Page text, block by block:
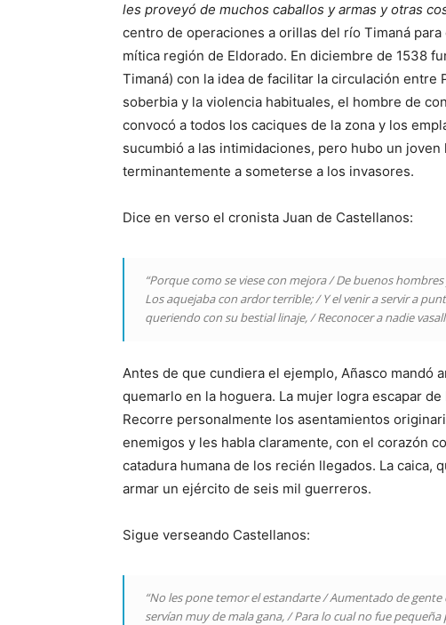
les proveyó de muchos caballos y armas y otras
centro de operaciones a orillas del río Timaná
mítica región de Eldorado. En diciembre de 1538
Timaná) con la idea de facilitar la circulación entre
soberbia y la violencia habituales, el hombre de
convocó a todos los caciques de la zona y los
sucumbió a las intimidaciones, pero hubo un
terminantemente a someterse a los invasores.
Dice en verso el cronista Juan de Castellanos:
“Porque como se viese con mejora / De buenos
Los aquejaba con ardor terrible; / Y el venir a servir a
queriendo con su bestial linaje, / Reconocer a nadie
Antes de que cundiera el ejemplo, Añasco mandó
quemarlo en la hoguera. La mujer logra escapar
Recorre personalmente los asentamientos
enemigos y les habla claramente, con el corazón
catadura humana de los recién llegados. La caica,
armar un ejército de seis mil guerreros.
Sigue verseando Castellanos:
“No les pone temor el estandarte / Aumentado de
servían muy de mala gana, / Para lo cual no fue